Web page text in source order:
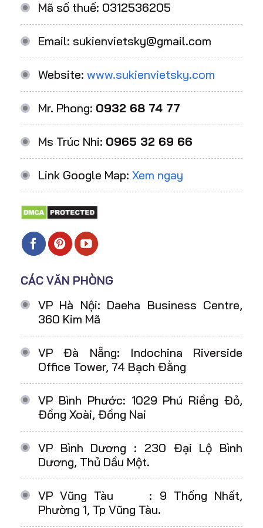
Mã số thuế: 0312536205
Email: sukienvietsky@gmail.com
Website: www.sukienvietsky.com
Mr. Phong: 0932 68 74 77
Ms Trúc Nhi: 0965 32 69 66
Link Google Map: Xem ngay
CÁC VĂN PHÒNG
VP Hà Nội: Daeha Business Centre,
360 Kim Mã
VP Đà Nẵng: Indochina Riverside
Office Tower, 74 Bạch Đằng
VP Bình Phước: 1029 Phú Riềng Đỏ,
Đồng Xoài, Đồng Nai
VP Bình Dương : 230 Đại Lộ Bình
Dương, Thủ Dầu Một.
VP Vũng Tàu : 9 Thống Nhất,
Phường 1, Tp Vũng Tàu.